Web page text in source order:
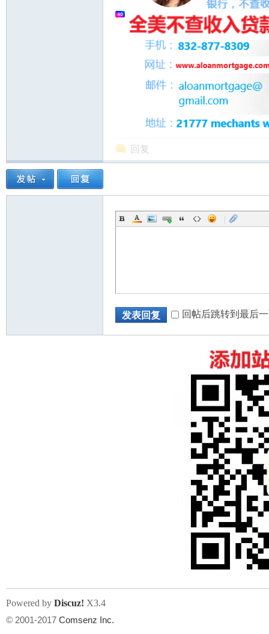
州
回复
|
发表回复 回帖后跳转到最后
Powered by Discuz! X3.4
© 2001-2017 Comsenz Inc.